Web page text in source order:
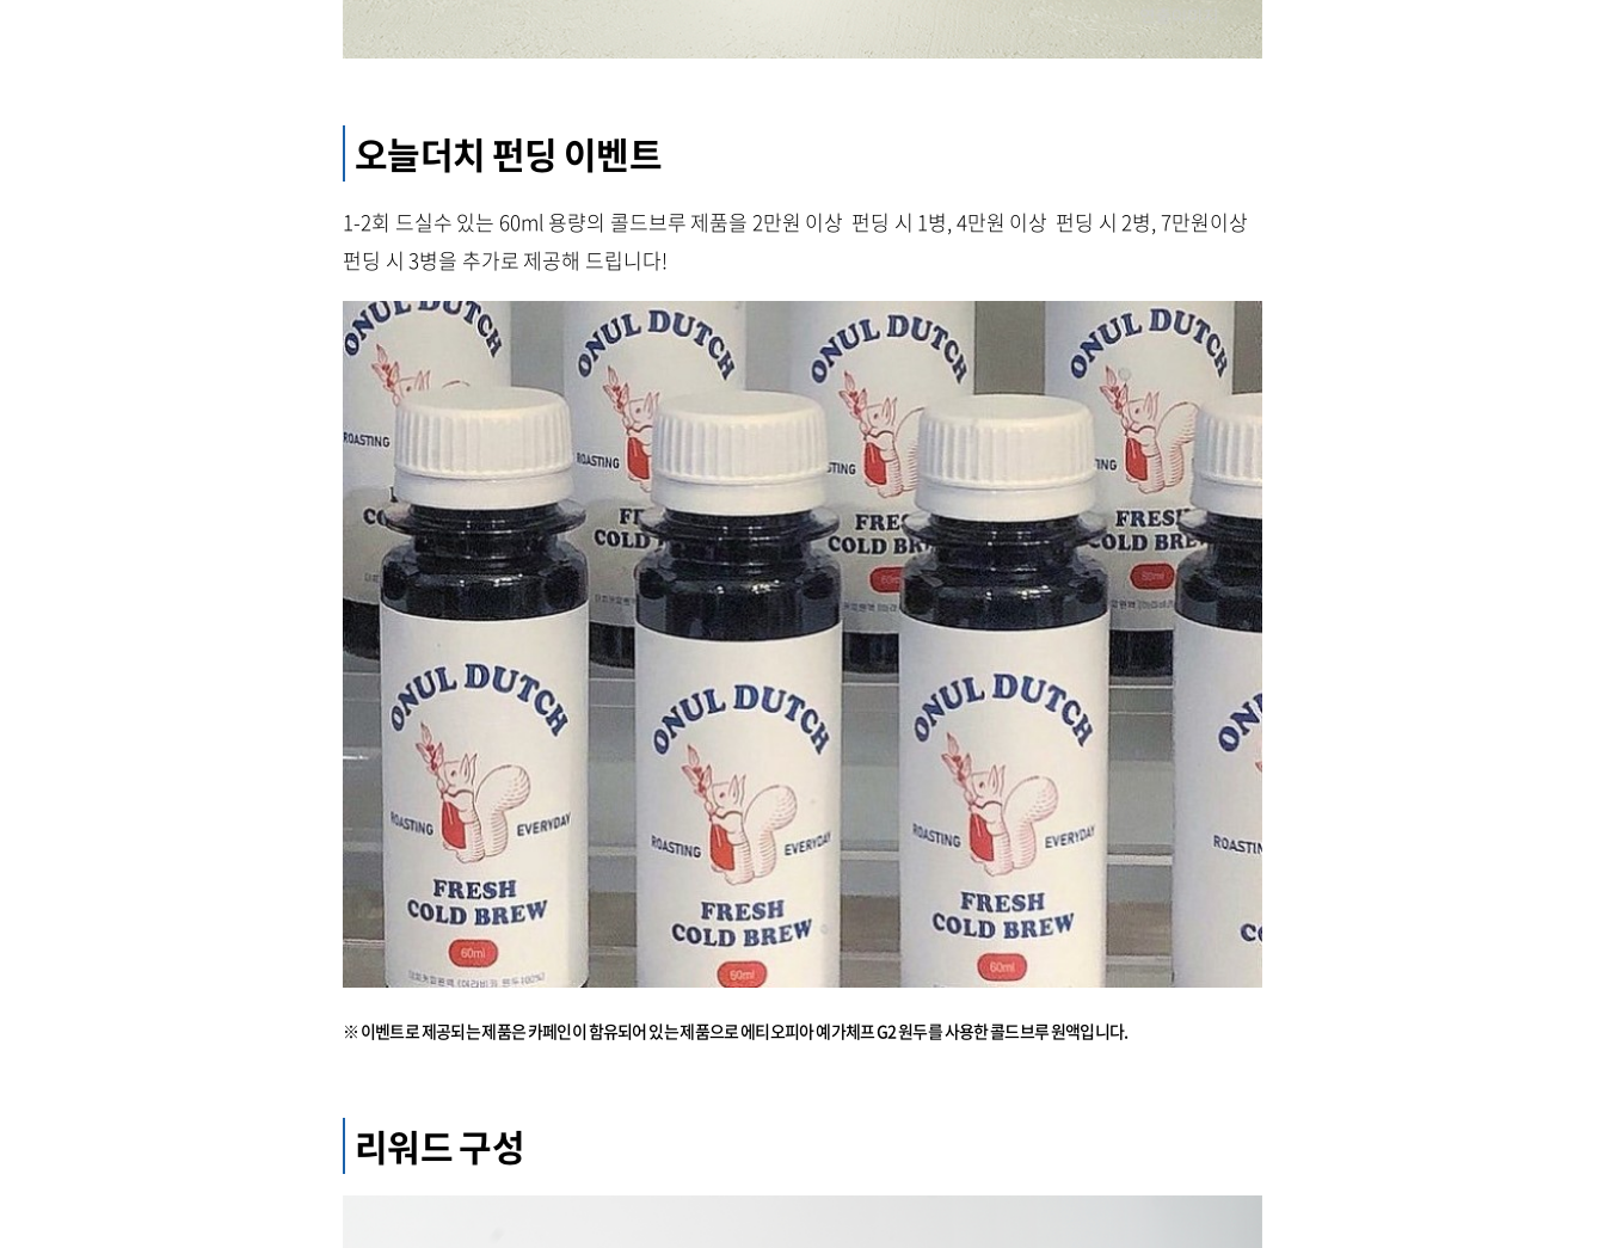
오늘더치 펀딩 이벤트
1-2회 드실수 있는 60ml 용량의 콜드브루 제품을 2만원 이상 펀딩 시 1병, 4만원 이상 펀딩 시 2병, 7만원이상
펀딩 시 3병을 추가로 제공해 드립니다!
※ 이벤트로 제공되는 제품은 카페인이 함유되어 있는 제품으로 에티오피아 예가체프 G2 원두를 사용한 콜드브루 원액입니다.
리워드 구성